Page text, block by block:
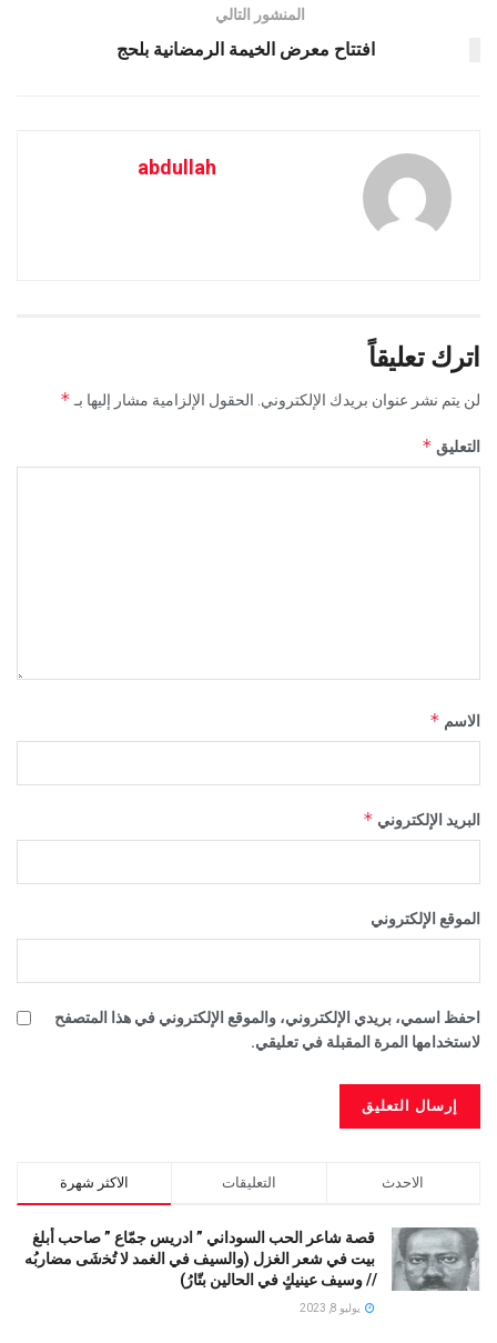
المنشور التالي
افتتاح معرض الخيمة الرمضانية بلحج
abdullah
اترك تعليقاً
لن يتم نشر عنوان بريدك الإلكتروني. الحقول الإلزامية مشار إليها بـ*
التعليق*
الاسم*
البريد الإلكتروني*
الموقع الإلكتروني
احفظ اسمي، بريدي الإلكتروني، والموقع الإلكتروني في هذا المتصفح
لاستخدامها المرة المقبلة في تعليقي.
الاكثر شهرة التعليقات الاحدث
قصة شاعر الحب السوداني ” ادريس جمّاع ” صاحب أبلغ
بيت في شعر الغزل (وﺍﻟﺴﻴﻒ ﻓﻲ الغمد ﻻ ﺗُﺨشَى مضاربُه
// ﻭﺳﻴﻒ ﻋﻴﻨﻴﻚٍ ﻓﻲ ﺍﻟﺤﺎﻟﻴﻦ ﺑﺘّﺎﺭُ)
يوليو 8, 2023